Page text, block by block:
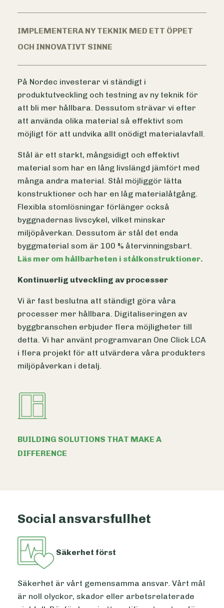
IMPLEMENTERA NY TEKNIK MED ETT ÖPPET
OCH INNOVATIVT SINNE
På Nordec investerar vi ständigt i
produktutveckling och testning av ny teknik för
att bli mer hållbara. Dessutom strävar vi efter
att använda olika material så effektivt som
möjligt för att undvika allt onödigt materialavfall.
Stål är ett starkt, mångsidigt och effektivt
material som har en lång livslängd jämfört med
många andra material. Stål möjliggör lätta
konstruktioner och har en låg materialåtgång.
Flexibla stomlösningar förlänger också
byggnadernas livscykel, vilket minskar
miljöpåverkan. Dessutom är stål det enda
byggmaterial som är 100 % återvinningsbart.
Läs mer om hållbarheten i stålkonstruktioner.
Kontinuerlig utveckling av processer
Vi är fast beslutna att ständigt göra våra
processer mer hållbara. Digitaliseringen av
byggbranschen erbjuder flera möjligheter till
detta. Vi har använt programvaran One Click LCA
i flera projekt för att utvärdera våra produkters
miljöpåverkan i detalj.
BUILDING SOLUTIONS THAT MAKE A
DIFFERENCE
Social ansvarsfullhet
Säkerhet först
Säkerhet är vårt gemensamma ansvar. Vårt mål
är noll olyckor, skador eller arbetsrelaterade